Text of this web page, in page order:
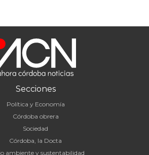
Secciones
Política y Economía
Córdoba obrera
Sociedad
Córdoba, la Docta
ambiente y sustentabilidad